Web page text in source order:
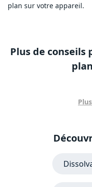
plan sur votre appareil.
Plus de conseils